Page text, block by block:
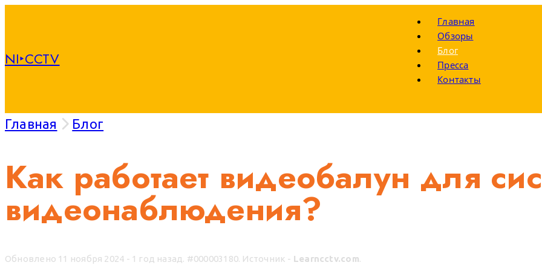
NI‣CCTV
Главная
Обзоры
Блог
Пресса
Контакты
Главная Блог
Как работает видеобалун для
видеонаблюдения?
Обновлено 11 ноября 2024 - 1 год назад. #000003180. Источник - Learncctv.com.